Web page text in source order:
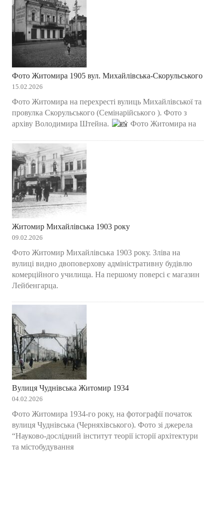
Фото Житомира 1905 вул. Михайлівська-Скорульського
15.02.2026
Фото Житомира на перехресті вулиць Михайлівської та
провулка Скорульського (Семінарійського ). Фото з
архіву Володимира Штейна.
Фото Житомира на
Житомир Михайлівська 1903 року
09.02.2026
Фото Житомир Михайлівська 1903 року. Зліва на
вулиці видно двоповерхову адміністративну будівлю
комерційного училища. На першому поверсі є магазин
Лейбенгарца.
Вулиця Чуднівська Житомир 1934
04.02.2026
Фото Житомира 1934-го року, на фотографії початок
вулиця Чуднівська (Черняхівського). Фото зі джерела
“Науково-дослідний інститут теорії історії архітектури
та містобудування